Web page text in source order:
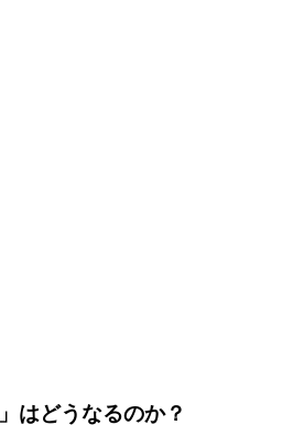
はどうなるのか？